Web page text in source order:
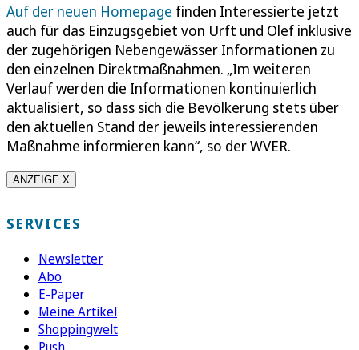
Auf der neuen Homepage finden Interessierte jetzt
auch für das Einzugsgebiet von Urft und Olef inklusive
der zugehörigen Nebengewässer Informationen zu
den einzelnen Direktmaßnahmen. „Im weiteren
Verlauf werden die Informationen kontinuierlich
aktualisiert, so dass sich die Bevölkerung stets über
den aktuellen Stand der jeweils interessierenden
Maßnahme informieren kann“, so der WVER.
ANZEIGE X
SERVICES
Newsletter
Abo
E-Paper
Meine Artikel
Shoppingwelt
Push